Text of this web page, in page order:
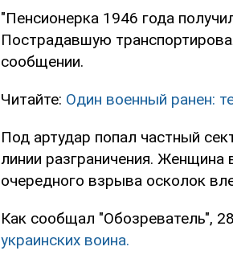
"Пенсионерка 1946 года
Пострадавшую
сообщении.
Читайте: Один военный ранен:
Под артудар попал частный
линии разграничения.
очередного взрыва осколок
Как сообщал "Обозреватель",
украинских воина.